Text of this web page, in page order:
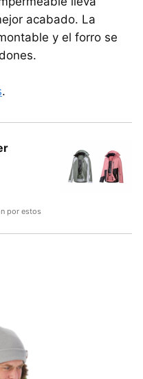
acabado. La
y el forro se
.
por estos